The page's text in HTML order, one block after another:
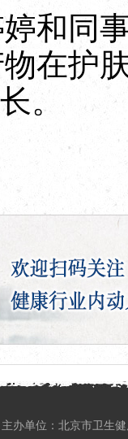
同事
在护
。
主办单位：北京市卫生